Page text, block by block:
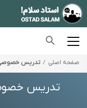
صفحه اصلی تدریس خصوصی
تدریس